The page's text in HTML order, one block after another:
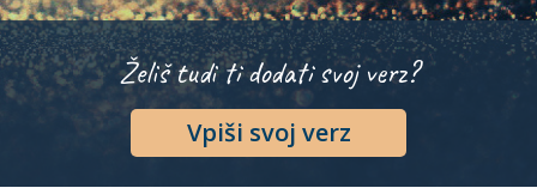
Želiš tudi ti dodati svoj verz?
Vpiši svoj verz